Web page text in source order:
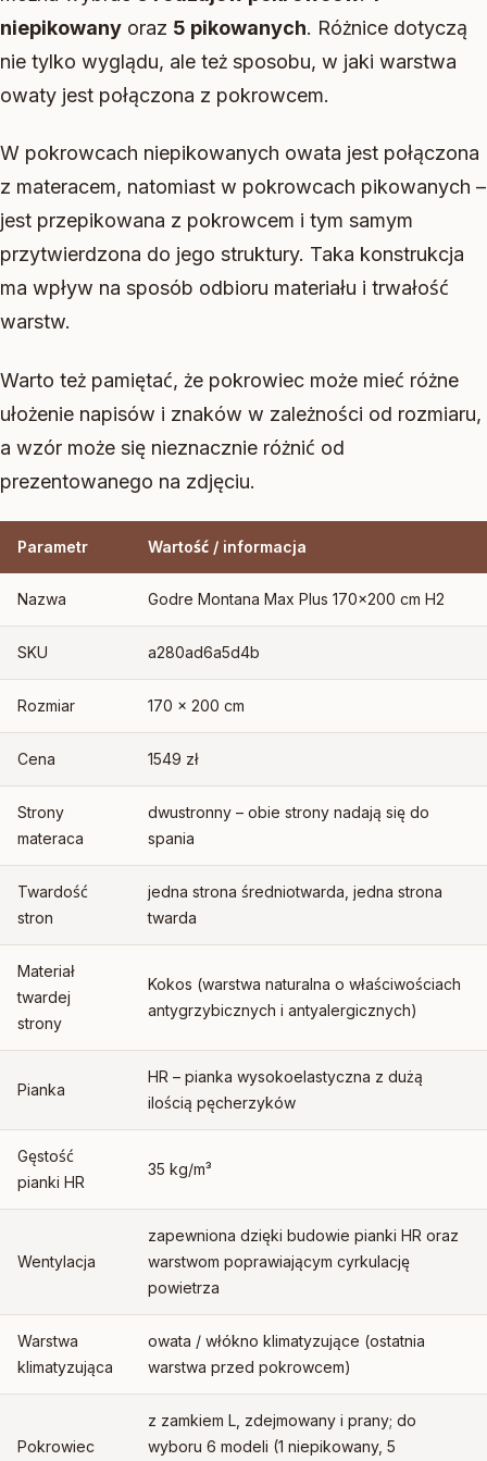
niepikowany oraz 5 pikowanych. Różnice dotyczą
nie tylko wyglądu, ale też sposobu, w jaki warstwa
owaty jest połączona z pokrowcem.
W pokrowcach niepikowanych owata jest połączona
z materacem, natomiast w pokrowcach pikowanych –
jest przepikowana z pokrowcem i tym samym
przytwierdzona do jego struktury. Taka konstrukcja
ma wpływ na sposób odbioru materiału i trwałość
warstw.
Warto też pamiętać, że pokrowiec może mieć różne
ułożenie napisów i znaków w zależności od rozmiaru,
a wzór może się nieznacznie różnić od
prezentowanego na zdjęciu.
Parametr Wartość / informacja
Nazwa Godre Montana Max Plus 170×200 cm H2
SKU a280ad6a5d4b
Rozmiar 170 × 200 cm
Cena 1549 zł
Strony
materaca
dwustronny – obie strony nadają się do
spania
Twardość
stron
jedna strona średniotwarda, jedna strona
twarda
Materiał
twardej
strony
Kokos (warstwa naturalna o właściwościach
antygrzybicznych i antyalergicznych)
Pianka
HR – pianka wysokoelastyczna z dużą
ilością pęcherzyków
Gęstość
pianki HR
35 kg/m³
Wentylacja
zapewniona dzięki budowie pianki HR oraz
warstwom poprawiającym cyrkulację
powietrza
Warstwa
klimatyzująca
owata / włókno klimatyzujące (ostatnia
warstwa przed pokrowcem)
Pokrowiec
z zamkiem L, zdejmowany i prany; do
wyboru 6 modeli (1 niepikowany, 5